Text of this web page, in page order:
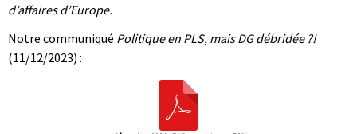
d’affaires d’Europe.
Notre communiqué Politique en PLS, mais DG débridée ?!
(11/12/2023) :